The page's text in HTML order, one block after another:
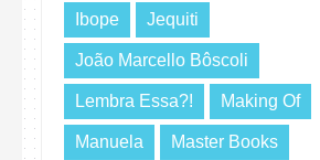
Ibope Jequiti
João Marcello Bôscoli
Lembra Essa?! Making Of
Manuela Master Books